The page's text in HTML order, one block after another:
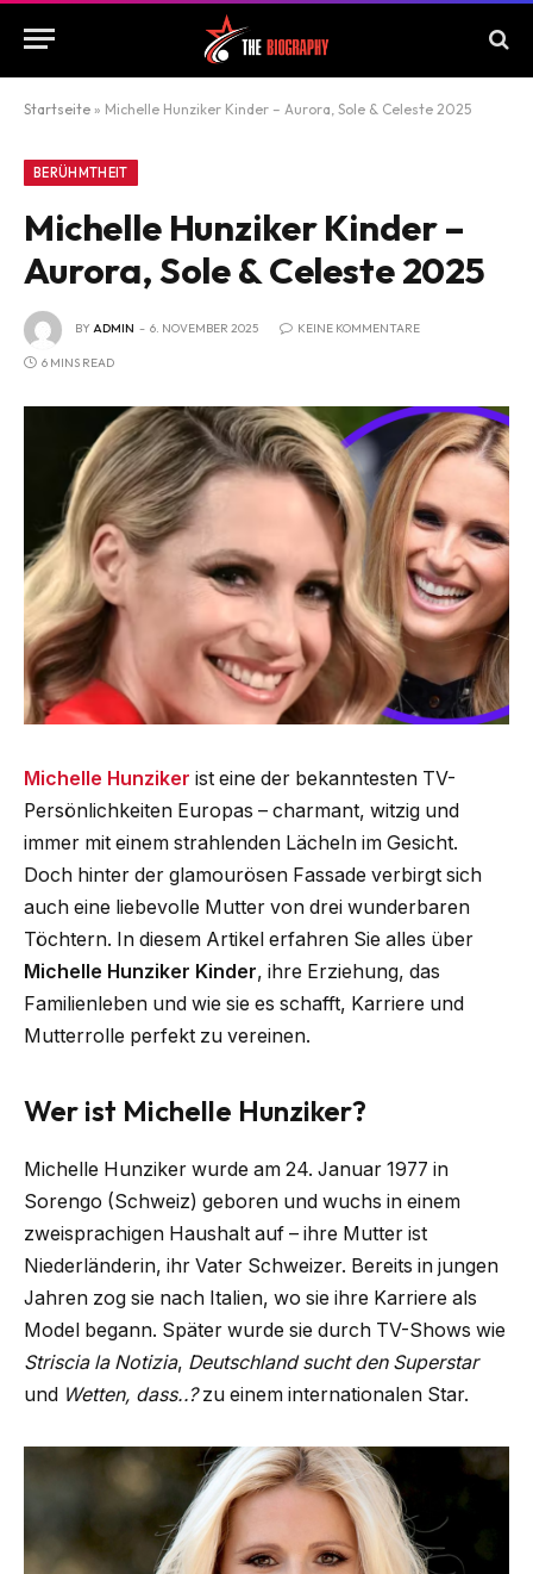
Startseite » Michelle Hunziker Kinder – Aurora, Sole & Celeste 2025
BERÜHMTHEIT
Michelle Hunziker Kinder –
Aurora, Sole & Celeste 2025
BYADMIN 6. NOVEMBER 2025 KEINE KOMMENTARE
6 MINS READ
Michelle Hunziker ist eine der bekanntesten TV-
Persönlichkeiten Europas – charmant, witzig und
immer mit einem strahlenden Lächeln im Gesicht.
Doch hinter der glamourösen Fassade verbirgt sich
auch eine liebevolle Mutter von drei wunderbaren
Töchtern. In diesem Artikel erfahren Sie alles über
Michelle Hunziker Kinder, ihre Erziehung, das
Familienleben und wie sie es schafft, Karriere und
Mutterrolle perfekt zu vereinen.
Wer ist Michelle Hunziker?
Michelle Hunziker wurde am 24. Januar 1977 in
Sorengo (Schweiz) geboren und wuchs in einem
zweisprachigen Haushalt auf – ihre Mutter ist
Niederländerin, ihr Vater Schweizer. Bereits in jungen
Jahren zog sie nach Italien, wo sie ihre Karriere als
Model begann. Später wurde sie durch TV-Shows wie
Striscia la Notizia, Deutschland sucht den Superstar
und Wetten, dass..?zu einem internationalen Star.